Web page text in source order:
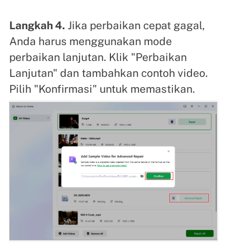
Langkah 4. Jika perbaikan cepat gagal,
Anda harus menggunakan mode
perbaikan lanjutan. Klik "Perbaikan
Lanjutan" dan tambahkan contoh video.
Pilih "Konfirmasi" untuk memastikan.